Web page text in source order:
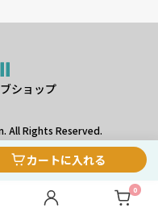
カートに入れる
ショップ
All Rights Reserved.
0